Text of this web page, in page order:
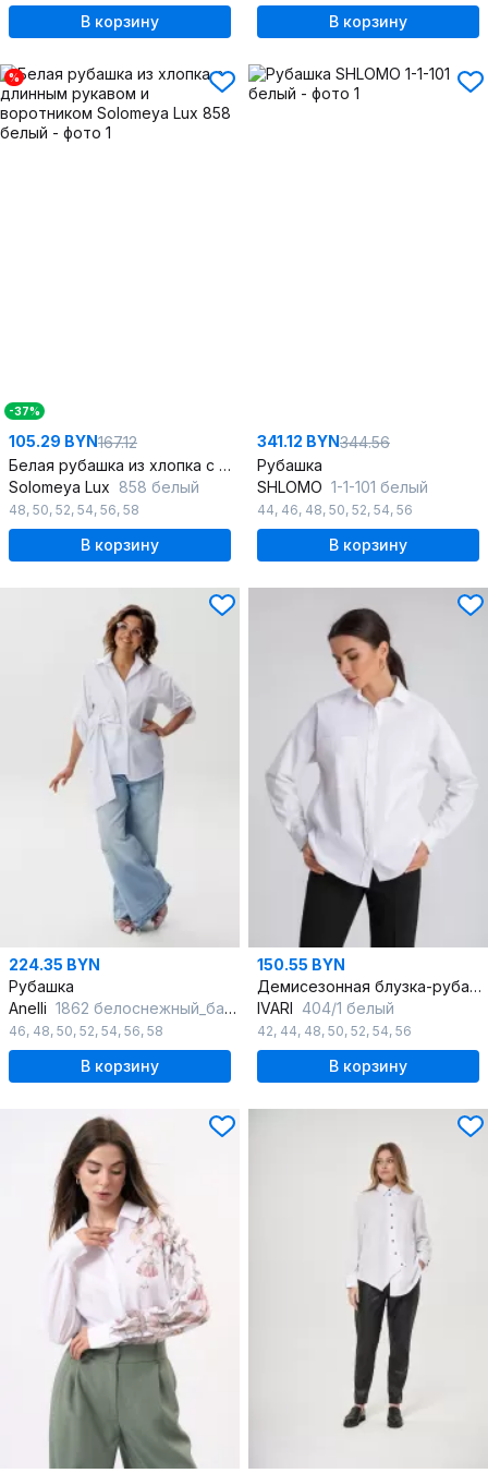
В корзину В корзину
%
-37%
105.29 BYN167.12
Белая рубашка из хлопка с длинным рукавом и воротником
Solomeya Lux 858 белый
48, 50, 52, 54, 56, 58
В корзину
341.12 BYN344.56
Рубашка
SHLOMO 1-1-101 белый
44, 46, 48, 50, 52, 54, 56
В корзину
224.35 BYN
Рубашка
Anelli 1862 белоснежный_бант
46, 48, 50, 52, 54, 56, 58
В корзину
150.55 BYN
Демисезонная блузка-рубашка свободного силуэта из хлопка
IVARI 404/1 белый
42, 44, 48, 50, 52, 54, 56
В корзину